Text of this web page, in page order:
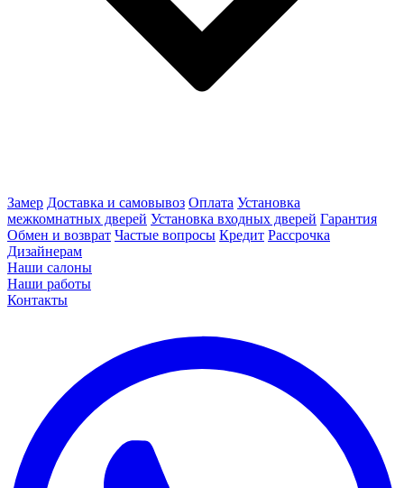
Замер Доставка и самовывоз Оплата Установка
межкомнатных дверей Установка входных дверей Гарантия
Обмен и возврат Частые вопросы Кредит Рассрочка
Дизайнерам
Наши салоны
Наши работы
Контакты